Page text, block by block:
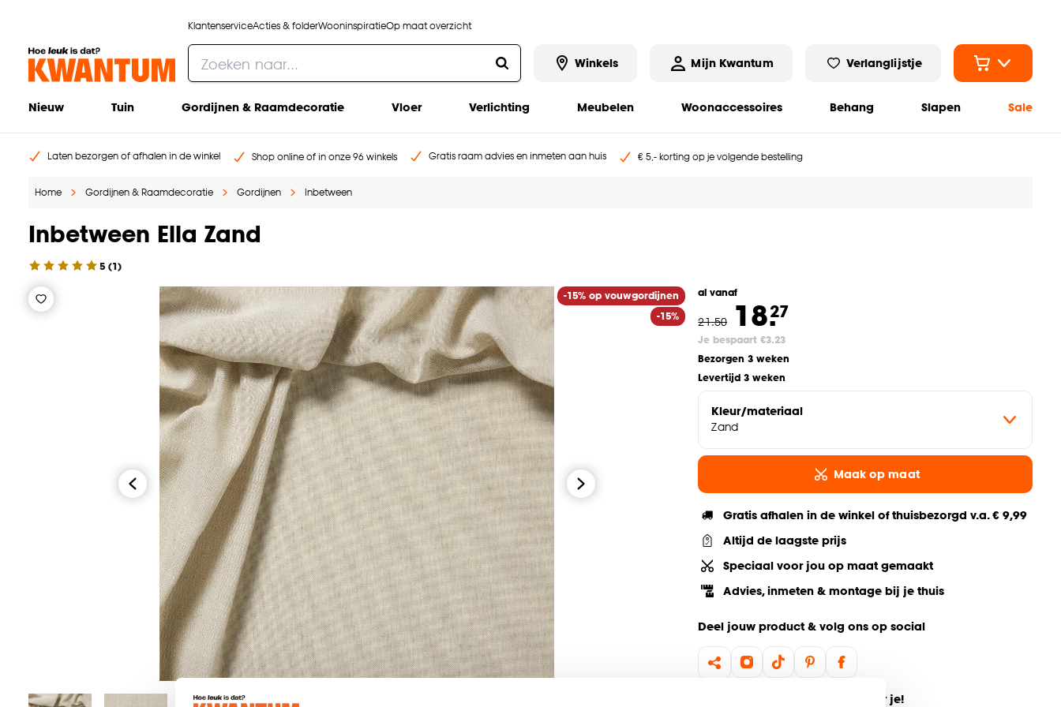
KlantenserviceActies & folderWooninspiratieOp maat overzicht
Winkels Mijn Kwantum Verlanglijstje
Nieuw Tuin Gordijnen & Raamdecoratie Vloer Verlichting Meubelen Woonaccessoires Behang Slapen Sale
Laten bezorgen of afhalen in de winkel Shop online of in onze 96 winkels Gratis raam advies en inmeten aan huis € 5,- korting op je volgende bestelling
Home Gordijnen & Raamdecoratie Gordijnen Inbetween
Inbetween Ella Zand
5 (1)
-15% op vouwgordijnen
-15%
al vanaf
21.50 18.27
Je bespaart €3.23
Bezorgen 3 weken
Levertijd 3 weken
Kleur/materiaal
Zand
Maak op maat
Gratis afhalen in de winkel of thuisbezorgd v.a. € 9,99
Altijd de laagste prijs
Speciaal voor jou op maat gemaakt
Advies, inmeten & montage bij je thuis
Deel jouw product & volg ons op social
Hulp nodig? Wij regelen het voor je!